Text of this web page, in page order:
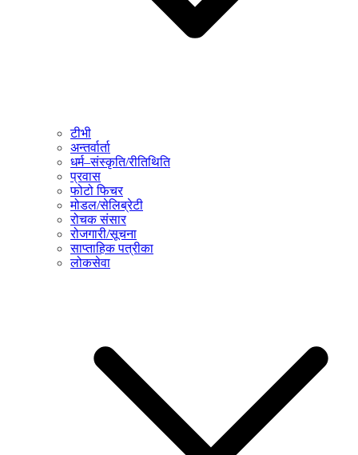
टीभी
अन्तर्वार्ता
धर्म–संस्कृति/रीतिथिति
प्रवास
फोटो फिचर
मोडल/सेलिब्रेटी
रोचक संसार
रोजगारी/सूचना
साप्ताहिक पत्रीका
लोकसेवा